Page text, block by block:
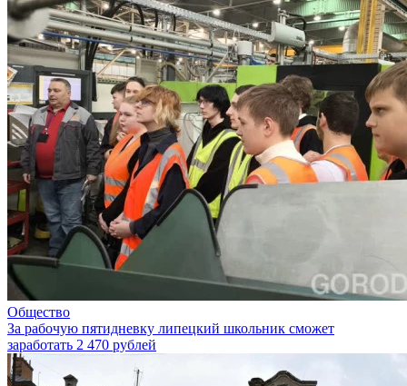
Общество
За рабочую пятидневку липецкий школьник сможет
заработать 2 470 рублей